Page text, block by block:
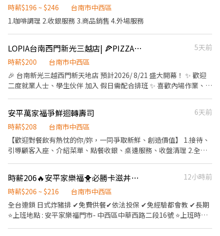
時薪$196 ~ $246
台南市中西區
1.咖啡調理 2.收銀服務 3.商品銷售 4.外場服務
LOPIA台南西門新光三越店| 🍕PIZZA熟食小幫手🍕｜無經驗可｜完整培訓
5天前
時薪$200
台南市中西區
🎉 台南新光三越西門新天地店 預計2026/ 8/21 盛大開幕！ ✨ 歡迎
二度就業人士、學生伙伴 加入 假日需配合排班 ✨ 喜歡內場作業、料
製作便當、烤物等商品 餐點組裝、包裝及商品陳列 食材前置準備與
品質管理 維持工作環境清潔及食品衛生 如果你喜歡動手做料理、享
受團隊合作，歡迎加入 LOPIA，一起打造美味商品，迎接新店開
幕！
安平萬家福爭鮮迴轉壽司
6天前
時薪$208
台南市中西區
【歡迎對餐飲有熱忱的你/妳，一同爭取新鮮、創造價值】 1.接待、
引導顧客入座、介紹菜單、點餐收銀、桌邊服務、收盤清理 2.全方
時薪206🔥安平家樂福🐥必勝卡滋丼上班飽飽免費吃
12小時前
時薪$206 ~ $216
台南市中西區
全台連鎖 日式炸豬排 ✔免費供餐✔依法投保 ✔免經驗都會教 ✔長期
⭐上班地點 : 安平家樂福門市- 中西區中華西路二段16號 ⭐上班時間 :